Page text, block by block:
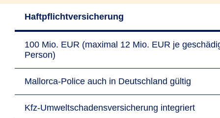
Haftpflichtversicherung
100 Mio. EUR (maximal 12 Mio. EUR je
Person)
Mallorca-Police auch in Deutschland gültig
Kfz-Umweltschadensversicherung integriert